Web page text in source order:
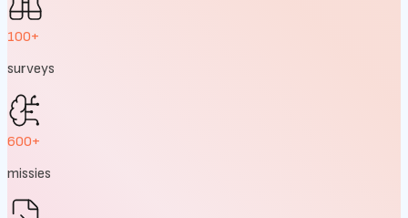
100+
surveys
600+
missies